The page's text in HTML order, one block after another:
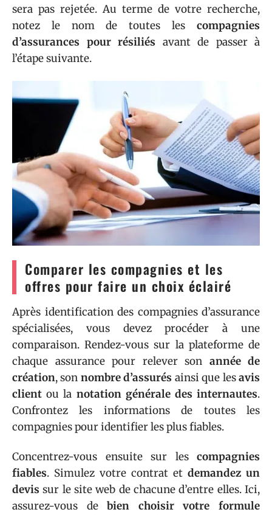
sera pas rejetée. Au terme de votre recherche,
notez le nom de toutes les compagnies
d’assurances pour résiliés avant de passer à
l’étape suivante.
Comparer les compagnies et les
offres pour faire un choix éclairé
Après identification des compagnies d’assurance
spécialisées, vous devez procéder à une
comparaison. Rendez-vous sur la plateforme de
chaque assurance pour relever son année de
création, son nombre d’assurés ainsi que lesavis
client ou la notation générale des internautes.
Confrontez les informations de toutes les
compagnies pour identifier les plus fiables.
Concentrez-vous ensuite sur les compagnies
fiables. Simulez votre contrat et demandez un
devis sur le site web de chacune d’entre elles. Ici,
assurez-vous debien choisir votre formule